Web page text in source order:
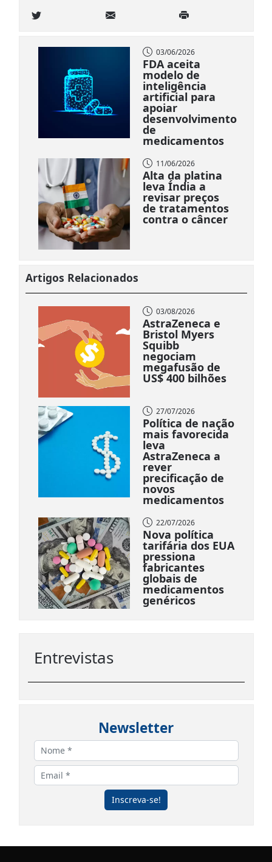
03/06/2026
FDA aceita
modelo de
inteligência
artificial para
apoiar
desenvolvimento
de
medicamentos
11/06/2026
Alta da platina
leva Índia a
revisar preços
de tratamentos
contra o câncer
Artigos Relacionados
03/08/2026
AstraZeneca e
Bristol Myers
Squibb
negociam
megafusão de
US$ 400 bilhões
27/07/2026
Política de nação
mais favorecida
leva
AstraZeneca a
rever
precificação de
novos
medicamentos
22/07/2026
Nova política
tarifária dos EUA
pressiona
fabricantes
globais de
medicamentos
genéricos
Entrevistas
Newsletter
Inscreva-se!